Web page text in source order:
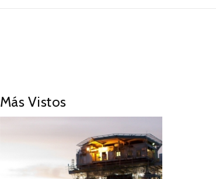
Más Vistos